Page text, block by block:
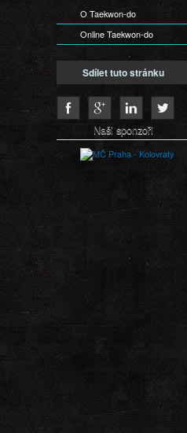
O Taekwon-do
Online Taekwon-do
Sdílet tuto stránku
Naši sponzoři